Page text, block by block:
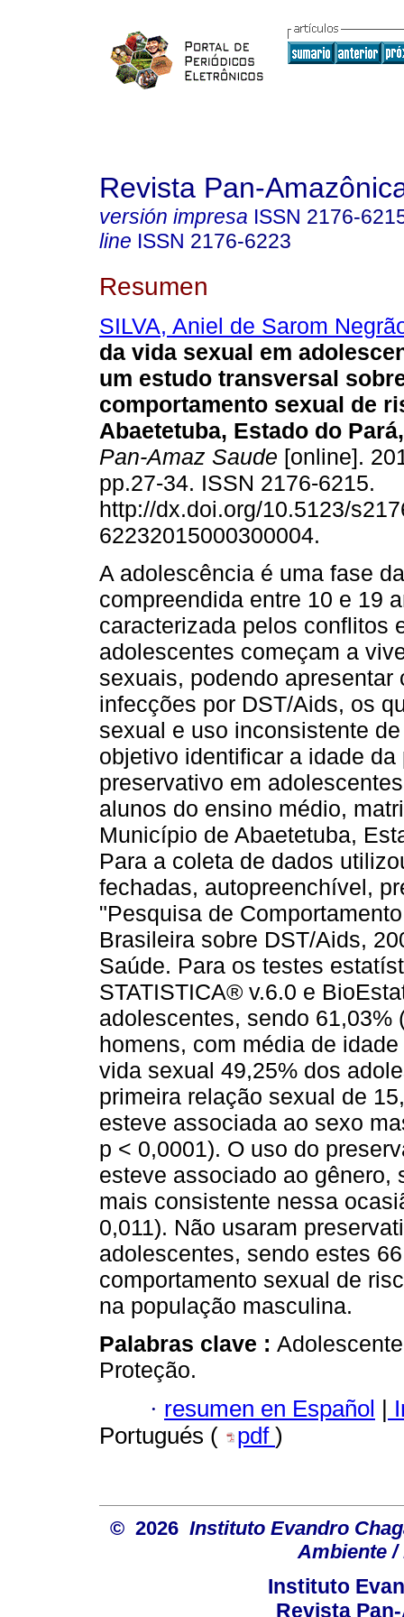
Revista Pan-
versión impresa ISSN 2176-
line ISSN 2176-6223
Resumen
SILVA, Aniel de Sarom
da vida sexual em
um estudo transversal
comportamento sexual de
Abaetetuba, Estado do
Pan-Amaz Saude [online].
pp.27-34. ISSN 2176-6215.
http://dx.doi.org/10.5123/
62232015000300004.
A adolescência é uma fase
compreendida entre 10 e 19
caracterizada pelos conflitos
adolescentes começam a
sexuais, podendo
infecções por DST/Aids, os
sexual e uso inconsistente
objetivo identificar a idade
preservativo em
alunos do ensino médio,
Município de Abaetetuba,
Para a coleta de dados
fechadas, autopreenchível,
"Pesquisa de
Brasileira sobre DST/Aids,
Saúde. Para os testes
STATISTICA® v.6.0 e
adolescentes, sendo 61,03%
homens, com média de
vida sexual 49,25% dos
primeira relação sexual de
esteve associada ao sexo
p < 0,0001). O uso do
esteve associado ao gênero,
mais consistente nessa
0,011). Não usaram
adolescentes, sendo estes
comportamento sexual de
na população masculina.
Palabras clave :
Proteção.
· resumen en Español |
Portugués (
pdf )
© 2026 Instituto Evandro
Ambiente /
Instituto
Revista